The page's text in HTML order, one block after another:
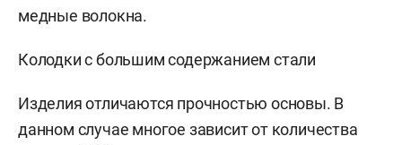
медные волокна.
Колодки с большим содержанием стали
Изделия отличаются прочностью основы. В
данном случае многое зависит от количества